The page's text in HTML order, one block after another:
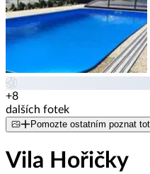
+8
dalších fotek
Pomozte ostatním poznat
Vila Hořičky